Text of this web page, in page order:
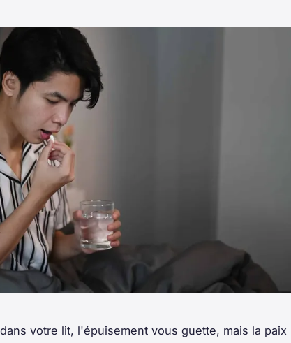
votre lit, l'épuisement vous guette, mais la paix